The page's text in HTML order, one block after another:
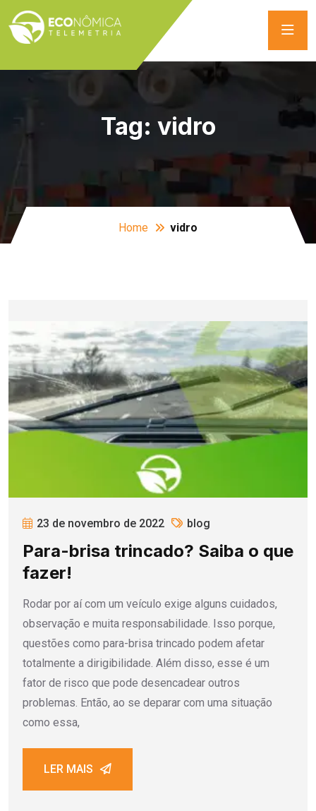
Tag: vidro
Home vidro
23 de novembro de 2022 blog
Para-brisa trincado? Saiba o que
fazer!
Rodar por aí com um veículo exige alguns cuidados,
observação e muita responsabilidade. Isso porque,
questões como para-brisa trincado podem afetar
totalmente a dirigibilidade. Além disso, esse é um
fator de risco que pode desencadear outros
problemas. Então, ao se deparar com uma situação
como essa,
LER MAIS